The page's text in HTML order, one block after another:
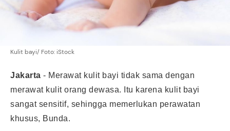
Kulit bayi/ Foto: iStock
Jakarta - Merawat kulit bayi tidak sama dengan
merawat kulit orang dewasa. Itu karena kulit bayi
sangat sensitif, sehingga memerlukan perawatan
khusus, Bunda.